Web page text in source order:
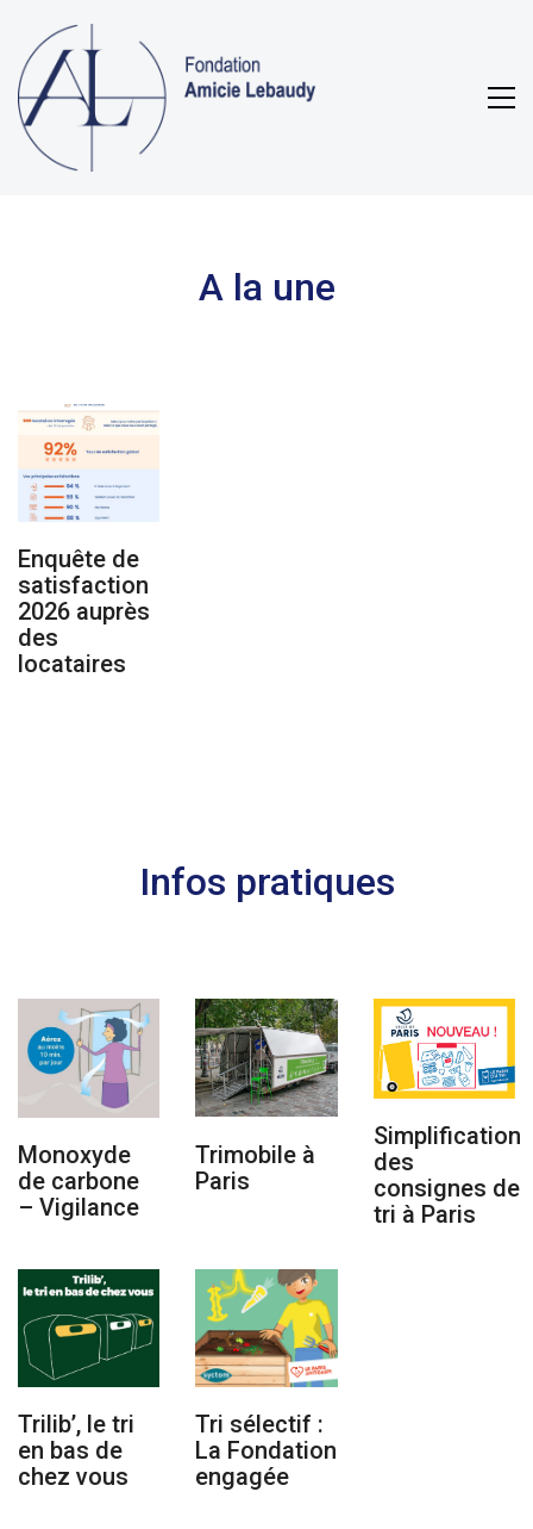
A la une
Enquête de
satisfaction
2026 auprès
des
locataires
Infos pratiques
Monoxyde
de carbone
– Vigilance
Trimobile à
Paris
Simplification
des
consignes de
tri à Paris
Trilib’, le tri
en bas de
chez vous
Tri sélectif :
La Fondation
engagée